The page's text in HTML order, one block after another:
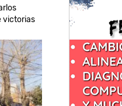
victorias